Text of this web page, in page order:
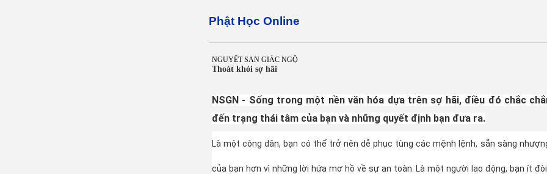
Phật Học Online
NGUYỆT SAN GIÁC NGỘ
Thoát khỏi sợ hãi
NSGN - Sống trong một nền văn hóa dựa trên sợ hãi, điều đó chắc
đến trạng thái tâm của bạn và những quyết định bạn đưa ra.
Là một công dân, bạn có thể trở nên dễ phục tùng các mệnh lệnh, sẵn sàng
của bạn hơn vì những lời hứa mơ hồ về sự an toàn. Là một người lao động, bạn ít